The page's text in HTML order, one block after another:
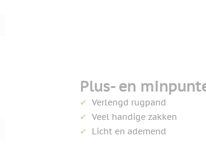
Plus- en
Verlengd rugpand
Veel handige zakken
Licht en ademend